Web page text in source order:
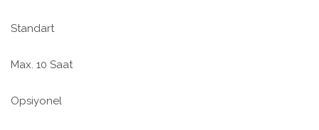
Standart
Max. 10 Saat
Opsiyonel